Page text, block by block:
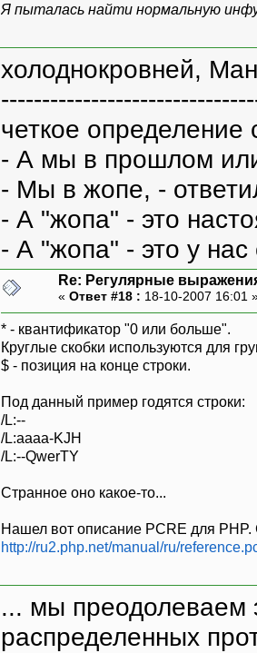
Я пыталась найти нормальную
холоднокровней,
четкое
- А мы в прошлом
- Мы в жопе, -
- А "жопа" - это
- А "жопа" - это у
Re: Регулярные
« Ответ #18 : 18-10-2007 16:01
* - квантификатор "0 или больше".
Круглые скобки используются для
$ - позиция на конце строки.
Под данный пример годятся строки:
/L:--
/L:aaaa-KJH
/L:--QwerTY
Странное оно какое-то...
Нашел вот описание PCRE для PHP.
http://ru2.php.net/manual/ru/
... мы преодолеваем
распределенных